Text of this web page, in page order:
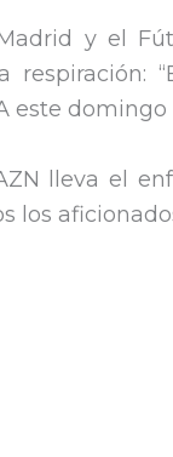
y el
respiración:
este
lleva el
los